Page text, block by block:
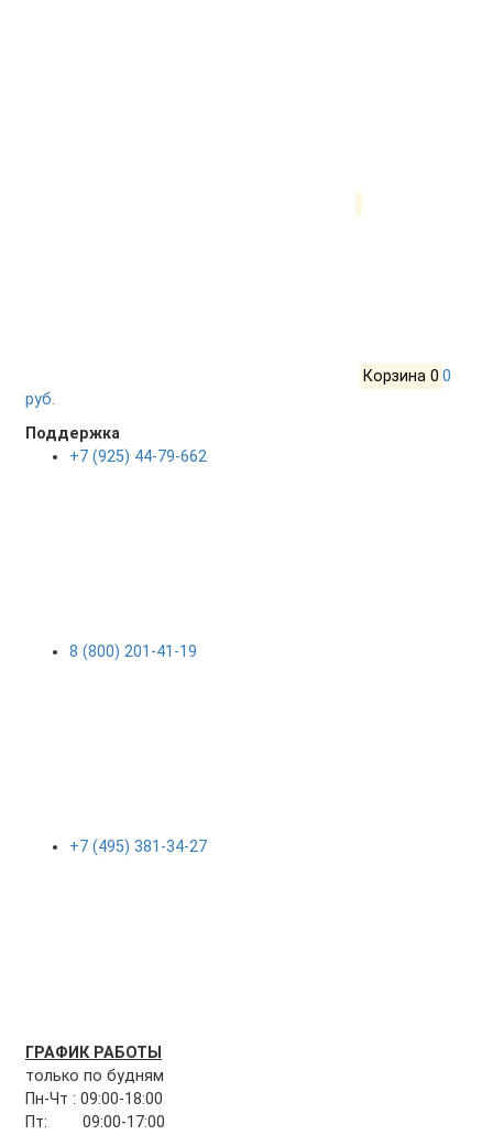
Корзина 0 0
руб.
Поддержка
+7 (925) 44-79-662
8 (800) 201-41-19
+7 (495) 381-34-27
ГРАФИК РАБОТЫ
только по будням
Пн-Чт : 09:00-18:00
Пт: 09:00-17:00